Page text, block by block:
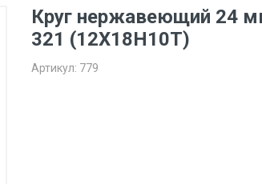
Круг нержавеющий 24
321 (12Х18Н10Т)
Артикул: 779